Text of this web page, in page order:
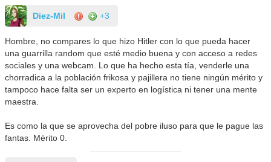
Diez-Mil +3
Hombre, no compares lo que hizo Hitler con lo que pueda hacer
una guarrilla random que esté medio buena y con acceso a redes
sociales y una webcam. Lo que ha hecho esta tía, venderle una
chorradica a la población frikosa y pajillera no tiene ningún mérito y
tampoco hace falta ser un experto en logística ni tener una mente
maestra.
Es como la que se aprovecha del pobre iluso para que le pague las
fantas. Mérito 0.